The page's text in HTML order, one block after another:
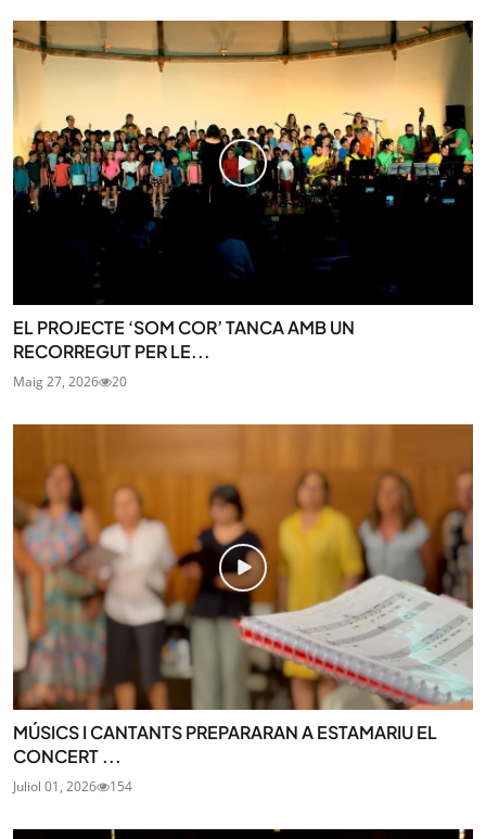
EL PROJECTE ‘SOM COR’ TANCA AMB UN
RECORREGUT PER LE...
Maig 27, 2026 20
MÚSICS I CANTANTS PREPARARAN A ESTAMARIU EL
CONCERT ...
Juliol 01, 2026 154